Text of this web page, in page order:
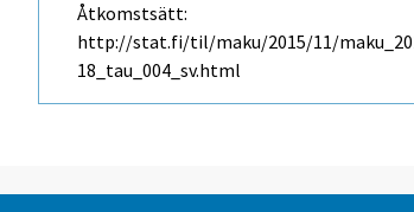
Åtkomstsätt:
http://stat.fi/til/maku/2015/11/
18_tau_004_sv.html